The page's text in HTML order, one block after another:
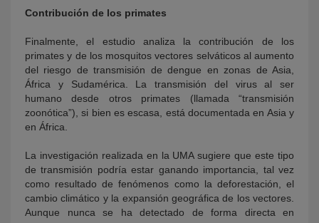
Contribución de los primates
Finalmente, el estudio analiza la contribución de los
primates y de los mosquitos vectores selváticos al aumento
del riesgo de transmisión de dengue en zonas de Asia,
África y Sudamérica. La transmisión del virus al ser
humano desde otros primates (llamada “transmisión
zoonótica”), si bien es escasa, está documentada en Asia y
en África.
La investigación realizada en la UMA sugiere que este tipo
de transmisión podría estar ganando importancia, tal vez
como resultado de fenómenos como la deforestación, el
cambio climático y la expansión geográfica de los vectores.
Aunque nunca se ha detectado de forma directa en